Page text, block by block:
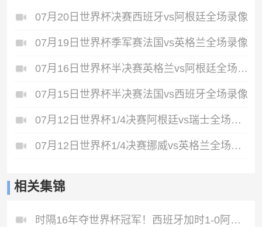
07月20日世界杯决赛西班牙vs阿根廷全场录像
07月19日世界杯季军赛法国vs英格兰全场录像
07月16日世界杯半决赛英格兰vs阿根廷全场录像
07月15日世界杯半决赛法国vs西班牙全场录像
07月12日世界杯1/4决赛阿根廷vs瑞士全场录像
07月12日世界杯1/4决赛挪威vs英格兰全场录像
相关集锦
时隔16年夺世界杯冠军！西班牙加时1-0阿根廷费兰制胜恩佐染红